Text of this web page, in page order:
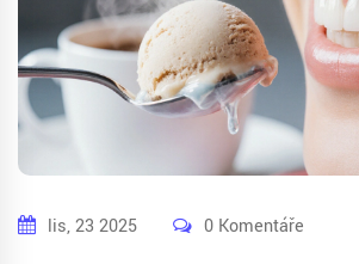
lis, 23 2025 0 Komentáře